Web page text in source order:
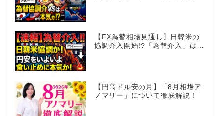
【FX為替相場見通し】日韓米の
協調介入開始!?「為替介入」はコ
【円高ドル安の月】「8月相場ア
ノマリー」について徹底解説！